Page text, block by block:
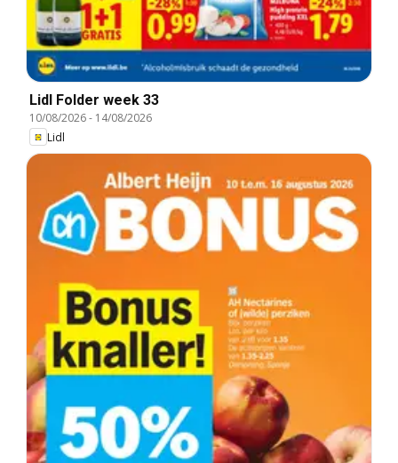
Lidl Folder week 33
10/08/2026- 14/08/2026
Lidl